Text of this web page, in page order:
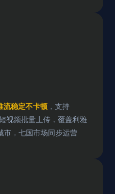
流稳定不卡顿 ，支持
视频批量上传，覆盖利雅
市，七国市场同步运营